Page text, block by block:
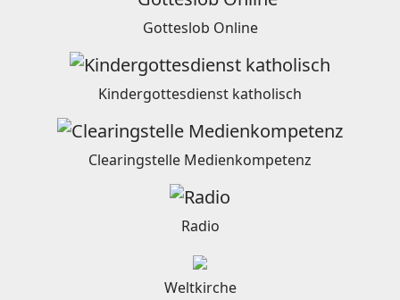
Gotteslob Online
Kindergottesdienst katholisch
Clearingstelle Medienkompetenz
Radio
Weltkirche